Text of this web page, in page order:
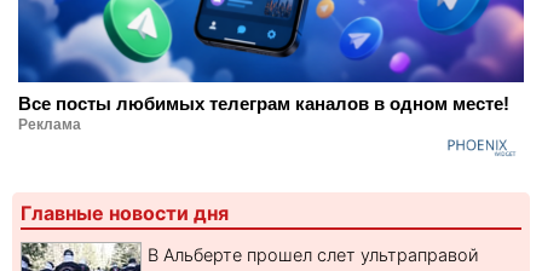
Все посты любимых телеграм каналов в одном месте!
Реклама
Главные новости дня
В Альберте прошел слет ультраправой